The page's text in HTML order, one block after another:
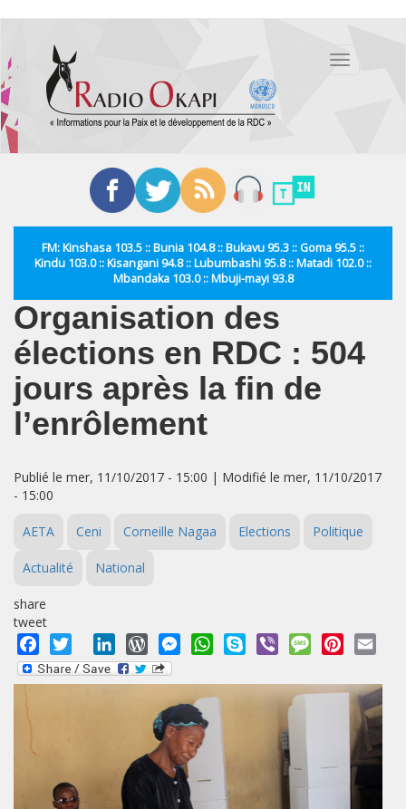
contenu
principal
Toggle
FM: Kinshasa 103.5 :: Bunia 104.8 :: Bukavu 95.3 :: Goma 95.5 ::
Kindu 103.0 :: Kisangani 94.8 :: Lubumbashi 95.8 :: Matadi 102.0 ::
Mbandaka 103.0 :: Mbuji-mayi 93.8
Organisation des
élections en RDC : 504
jours après la fin de
l’enrôlement
Publié le mer, 11/10/2017 - 15:00 | Modifié le mer, 11/10/2017
- 15:00
AETA Ceni Corneille Nagaa Elections Politique
Actualité National
share
tweet
Facebook
Twitter LinkedInWordPressMessengerWhatsApp
Skype Viber MessagePinterest